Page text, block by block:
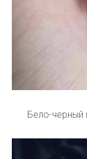
Бело-черный